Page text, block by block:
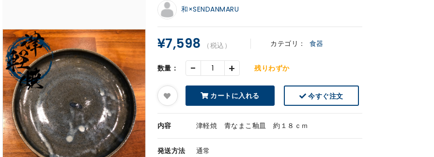
和×SENDANMARU
¥7,598 （税込） カテゴリ： 食器
数量： - + 残りわずか
カートに入れる 今すぐ注文
内容 津軽焼 青なまこ釉皿 約１８ｃｍ
発送方法 通常